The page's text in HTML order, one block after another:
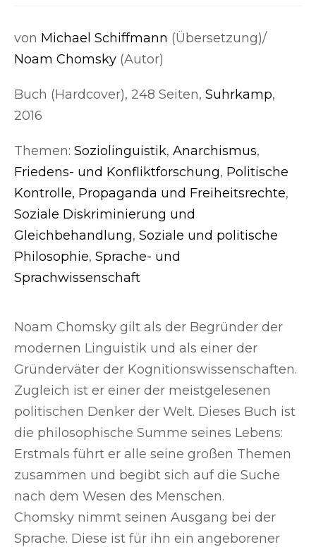
von Michael Schiffmann (Übersetzung)/
Noam Chomsky (Autor)
Buch (Hardcover), 248 Seiten, Suhrkamp,
2016
Themen: Soziolinguistik, Anarchismus,
Friedens- und Konfliktforschung, Politische
Kontrolle, Propaganda und Freiheitsrechte,
Soziale Diskriminierung und
Gleichbehandlung, Soziale und politische
Philosophie, Sprache- und
Sprachwissenschaft
Noam Chomsky gilt als der Begründer der
modernen Linguistik und als einer der
Gründerväter der Kognitionswissenschaften.
Zugleich ist er einer der meistgelesenen
politischen Denker der Welt. Dieses Buch ist
die philosophische Summe seines Lebens:
Erstmals führt er alle seine großen Themen
zusammen und begibt sich auf die Suche
nach dem Wesen des Menschen.
Chomsky nimmt seinen Ausgang bei der
Sprache. Diese ist für ihn ein angeborener